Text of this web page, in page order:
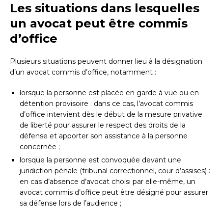
Les situations dans lesquelles
un avocat peut être commis
d’office
Plusieurs situations peuvent donner lieu à la désignation
d’un avocat commis d’office, notamment :
lorsque la personne est placée en garde à vue ou en
détention provisoire : dans ce cas, l’avocat commis
d’office intervient dès le début de la mesure privative
de liberté pour assurer le respect des droits de la
défense et apporter son assistance à la personne
concernée ;
lorsque la personne est convoquée devant une
juridiction pénale (tribunal correctionnel, cour d’assises) :
en cas d’absence d’avocat choisi par elle-même, un
avocat commis d’office peut être désigné pour assurer
sa défense lors de l’audience ;